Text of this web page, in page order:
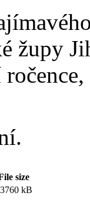
župy
size
kB